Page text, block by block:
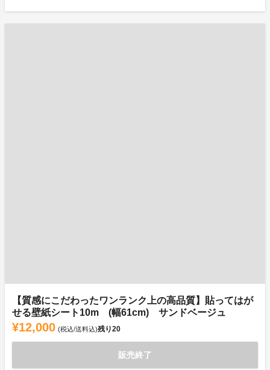
【質感にこだわったワンランク上の高品質】貼ってはが
せる壁紙シート10m (幅61cm) サンドベージュ
¥12,000 (税込/送料込)残り20
販売終了